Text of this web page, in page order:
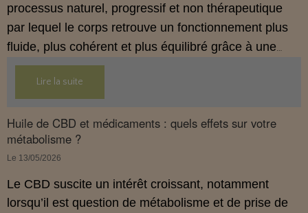
processus naturel, progressif et non thérapeutique
par lequel le corps retrouve un fonctionnement plus
fluide, plus cohérent et plus équilibré grâce à une
hygiène de vie adaptée.
Lire la suite
Huile de CBD et médicaments : quels effets sur votre
métabolisme ?
Le 13/05/2026
Le CBD suscite un intérêt croissant, notamment
lorsqu’il est question de métabolisme et de prise de